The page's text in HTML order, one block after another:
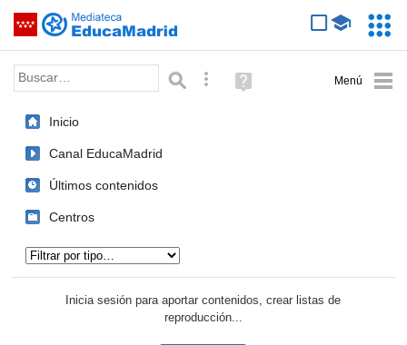
Saltar navegación
Palabra o frase: Búsqueda avanzada
Ayuda
(en
Inicio
Canal EducaMadrid
Últimos contenidos
Centros
Inicia sesión para aportar contenidos, crear listas de
reproducción...